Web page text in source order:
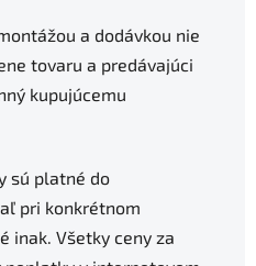
a dodávkou nie
tovaru a predávajúci
kupujúcemu
sú platné do
pri konkrétnom
inak. Všetky ceny za